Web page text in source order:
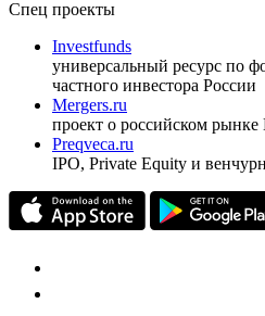
Спец проекты
Investfunds
универсальный ресурс по
частного инвестора России
Mergers.ru
проект о российском
Preqveca.ru
IPO, Private Equity и